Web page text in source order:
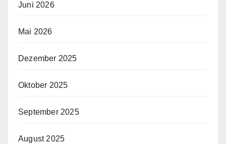
Juni 2026
Mai 2026
Dezember 2025
Oktober 2025
September 2025
August 2025